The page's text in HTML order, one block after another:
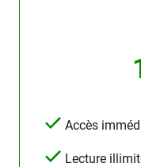
Accès
Lecture